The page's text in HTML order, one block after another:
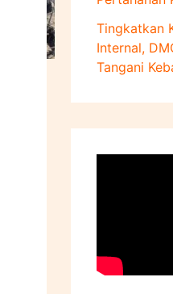
Tingkatkan
Internal,
Tangani